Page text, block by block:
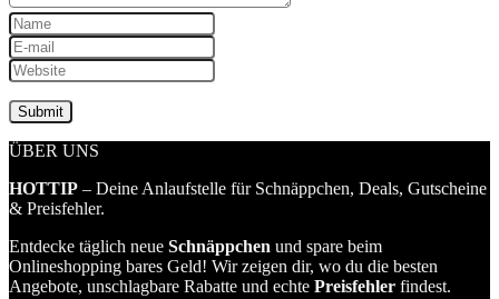
ÜBER UNS
HOTTIP – Deine Anlaufstelle für Schnäppchen, Deals, Gutscheine
& Preisfehler.
Entdecke täglich neue Schnäppchen und spare beim
Onlineshopping bares Geld! Wir zeigen dir, wo du die besten
Angebote, unschlagbare Rabatte und echte Preisfehler findest.